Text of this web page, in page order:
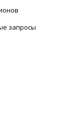
запросы